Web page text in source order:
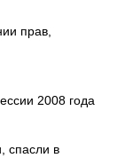
прав,
2008 года
спасли в